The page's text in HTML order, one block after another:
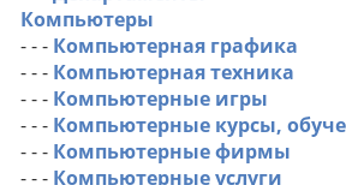
Компьютеры
- - - Компьютерная графика
- - - Компьютерная техника
- - - Компьютерные игры
- - - Компьютерные курсы,
- - - Компьютерные фирмы
- - - Компьютерные услуги